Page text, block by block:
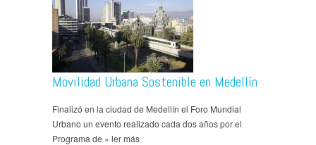
Movilidad Urbana Sostenible en Medellín
Finalizó en la ciudad de Medellín el Foro Mundial
Urbano un evento realizado cada dos años por el
Programa de » ler más